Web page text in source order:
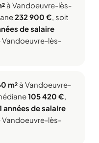
à Vandoeuvre-lès-
232 900 €, soit
de salaire
lès-
m² à Vandoeuvre-
105 420 €,
années de salaire
lès-